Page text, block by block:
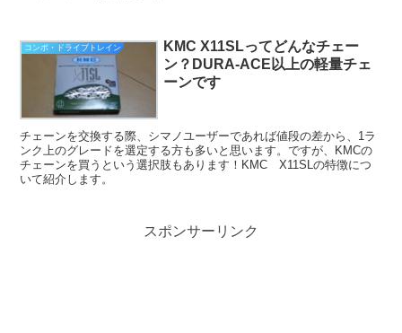
コンポ・ドライブトレイン
KMC X11SLってどんなチェー
ン？DURA-ACE以上の軽量チェ
ーンです
チェーンを交換する際、シマノユーザーであれば値段の差から、1ラ
ンク上のグレードを選定する方も多いと思います。ですが、KMCの
チェーンを買うという選択肢もあります！KMC X11SLの特徴につ
いて紹介します。
スポンサーリンク